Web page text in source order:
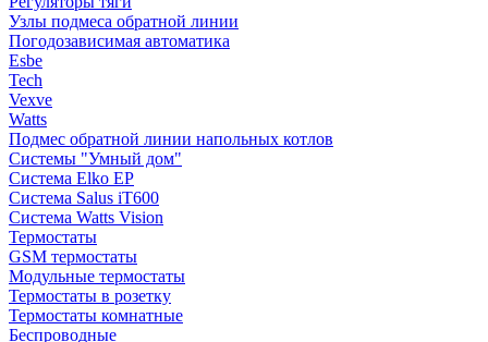
Узлы подмеса обратной линии
Погодозависимая автоматика
Esbe
Tech
Vexve
Watts
Подмес обратной линии напольных котлов
Системы "Умный дом"
Система Elko EP
Система Salus iT600
Система Watts Vision
Термостаты
GSM термостаты
Модульные термостаты
Термостаты в розетку
Термостаты комнатные
Беспроводные